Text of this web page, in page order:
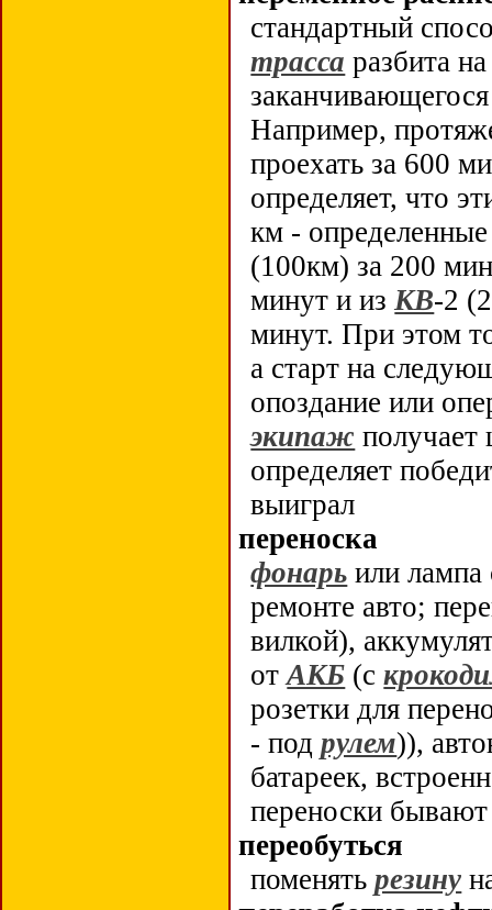
стандартный
трасса разбита
Например,
проехать за 600
определяет, что
км -
(100км) за 200
минут и изКВ-2
минут. При этом
а старт на
опоздание или
экипаж
определяет
выиграл
переноска
фонарь или
ремонте авто;
вилкой),
отАКБ (с
розетки для
- подрулем)),
батареек,
переноски
переобуться
поменятьрезину